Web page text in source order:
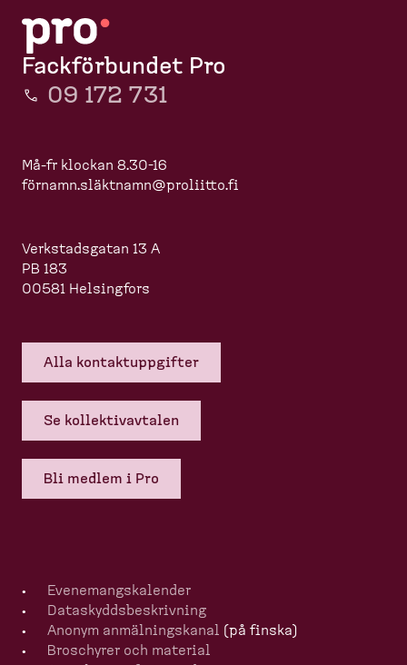
Fackförbundet Pro
09 172 731
Må-fr klockan 8.30-16
förnamn.släktnamn@proliitto.fi
Verkstadsgatan 13 A
PB 183
00581 Helsingfors
Alla kontakt­upp­gifter
Se kollek­tivavtalen
Bli medlem i Pro
Evenemangska­lender
Dataskydds­be­skrivning
Anonym anmälningskanal
(på finska)
Broschyrer och material